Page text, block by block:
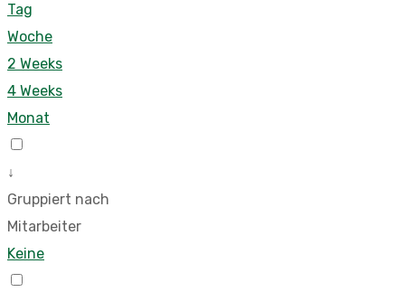
Tag
Woche
2 Weeks
4 Weeks
Monat
↓
Gruppiert nach
Mitarbeiter
Keine